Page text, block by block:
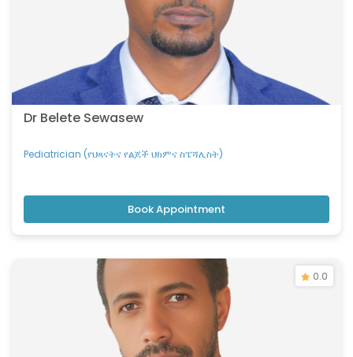
Dr Belete Sewasew
Pediatrician (የህጻናትና የልጆች ህክምና ስፔሻሊስት)
Book Appointment
0.0